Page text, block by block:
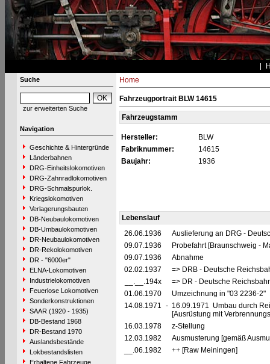
Suche
zur erweiterten Suche
Navigation
Geschichte & Hintergründe
Länderbahnen
DRG-Einheitslokomotiven
DRG-Zahnradlokomotiven
DRG-Schmalspurlok.
Kriegslokomotiven
Verlagerungsbauten
DB-Neubaulokomotiven
DB-Umbaulokomotiven
DR-Neubaulokomotiven
DR-Rekolokomotiven
DR - "6000er"
ELNA-Lokomotiven
Industrielokomotiven
Feuerlose Lokomotiven
Sonderkonstruktionen
SAAR (1920 - 1935)
DB-Bestand 1968
DR-Bestand 1970
Auslandsbestände
Lokbestandslisten
Erhaltene Fahrzeuge
Home
Fahrzeugportrait BLW 14615
Fahrzeugstamm
Hersteller:
BLW
Fabriknummer:
14615
Baujahr:
1936
Lebenslauf
26.06.1936
Auslieferung an DRG -
09.07.1936
Probefahrt [Braunschweig -
09.07.1936
Abnahme
02.02.1937
=> DRB - Deutsche
__.__.194x
=> DR - Deutsche
01.06.1970
Umzeichnung in "03 2236-2"
14.08.1971 - 16.09.1971 Umbau durch
[Ausrüstung mit
16.03.1978
z-Stellung
12.03.1982
Ausmusterung [gemäß
__.06.1982
++ [Raw Meiningen]